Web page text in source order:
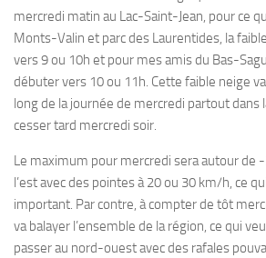
mercredi matin au Lac-Saint-Jean, pour ce
Monts-Valin et parc des Laurentides, la
vers 9 ou 10h et pour mes amis du Bas-
débuter vers 10 ou 11h. Cette faible neige
long de la journée de mercredi partout dans
cesser tard mercredi soir.
Le maximum pour mercredi sera autour de
l’est avec des pointes à 20 ou 30 km/h, ce
important. Par contre, à compter de tôt
va balayer l’ensemble de la région, ce qui
passer au nord-ouest avec des rafales